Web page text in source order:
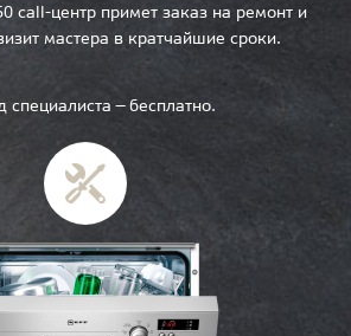
call-центр примет заказ на ремонт и
мастера в кратчайшие сроки.
специалиста — бесплатно.